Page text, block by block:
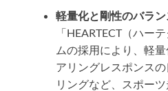
軽量化と剛性のバラン
「HEARTECT（ハー
ムの採用により、軽
アリングレスポンス
リングなど、スポー